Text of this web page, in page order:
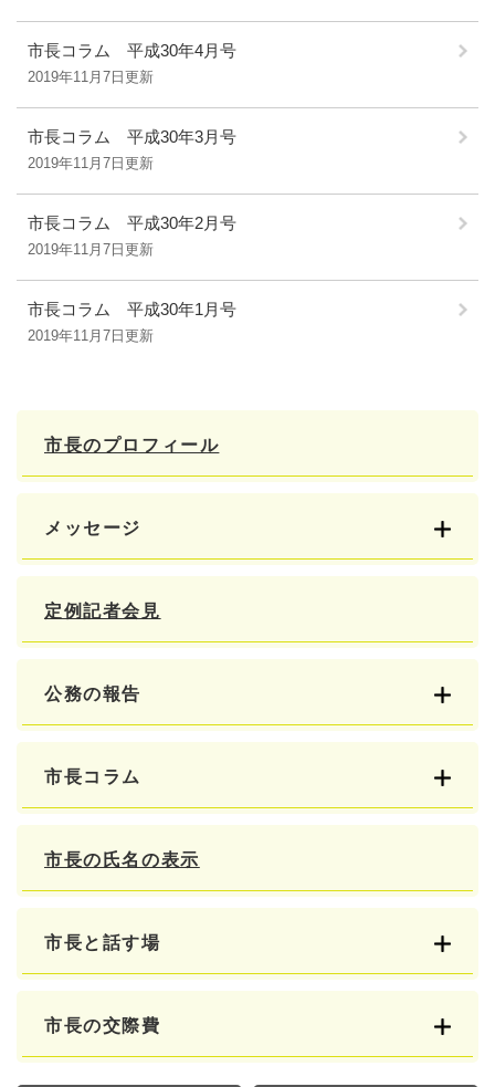
市長コラム 平成30年4月号
2019年11月7日更新
市長コラム 平成30年3月号
2019年11月7日更新
市長コラム 平成30年2月号
2019年11月7日更新
市長コラム 平成30年1月号
2019年11月7日更新
市長のプロフィール
メッセージ
定例記者会見
公務の報告
市長コラム
市長の氏名の表示
市長と話す場
市長の交際費